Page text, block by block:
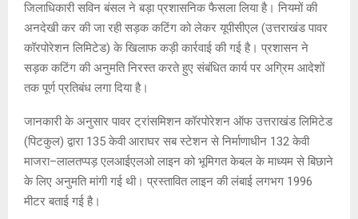
जिलाधिकारी सविन बंसल ने बड़ा प्रशासनिक फैसला लिया है। नियमों की
अनदेखी कर की जा रही सड़क कटिंग को लेकर यूपीसीएल (उत्तराखंड पावर
कॉरपोरेशन लिमिटेड) के खिलाफ कड़ी कार्रवाई की गई है। प्रशासन ने
सड़क कटिंग की अनुमति निरस्त करते हुए संबंधित कार्य पर अग्रिम आदेशों
तक पूर्ण प्रतिबंध लगा दिया है।
जानकारी के अनुसार पावर ट्रांसमिशन कॉरपोरेशन ऑफ उत्तराखंड लिमिटेड
(पिटकुल) द्वारा 135 केवी आराघर सब स्टेशन से निर्माणाधीन 132 केवी
माजरा–लालतप्पड़ एलआईएलओ लाइन को भूमिगत केबल के माध्यम से बिछाने
के लिए अनुमति मांगी गई थी। प्रस्तावित लाइन की लंबाई लगभग 1996
मीटर बताई गई है।